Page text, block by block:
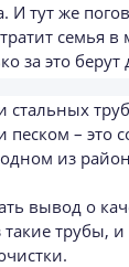
И тут же
семья в
за это берут
стальных
песком – это
из
вывод о
трубы,